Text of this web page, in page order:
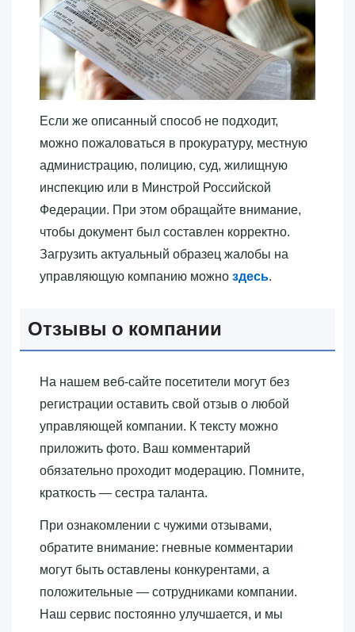
Если же описанный способ не подходит,
можно пожаловаться в прокуратуру, местную
администрацию, полицию, суд, жилищную
инспекцию или в Минстрой Российской
Федерации. При этом обращайте внимание,
чтобы документ был составлен корректно.
Загрузить актуальный образец жалобы на
управляющую компанию можно здесь.
Отзывы о компании
На нашем веб-сайте посетители могут без
регистрации оставить свой отзыв о любой
управляющей компании. К тексту можно
приложить фото. Ваш комментарий
обязательно проходит модерацию. Помните,
краткость — сестра таланта.
При ознакомлении с чужими отзывами,
обратите внимание: гневные комментарии
могут быть оставлены конкурентами, а
положительные — сотрудниками компании.
Наш сервис постоянно улучшается, и мы